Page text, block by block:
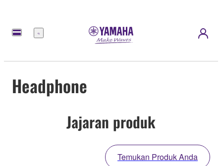
Menu
Headphone
Jajaran produk
Temukan Produk Anda